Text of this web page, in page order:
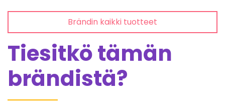
Brändin kaikki tuotteet
Tiesitkö tämän
brändistä?